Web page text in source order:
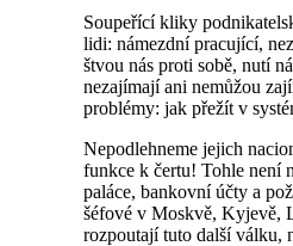
Soupeřící kliky
lidi: námezdní pracující,
štvou nás proti sobě, nutí
nezajímají ani nemůžou
problémy: jak přežít v
Nepodlehneme jejich
funkce k čertu! Tohle není
paláce, bankovní účty a
šéfové v Moskvě, Kyjevě,
rozpoutají tuto další válku,